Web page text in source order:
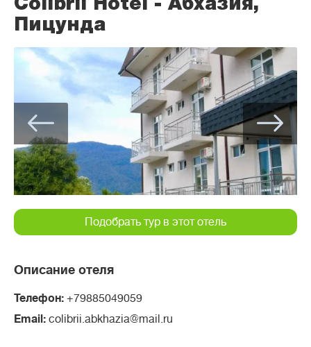
Colibrii Hotel - Абхазия,
Пицунда
Описание отеля
Телефон: +79885049059
Email: colibrii.abkhazia@mail.ru
Подобрать тур в этот отель